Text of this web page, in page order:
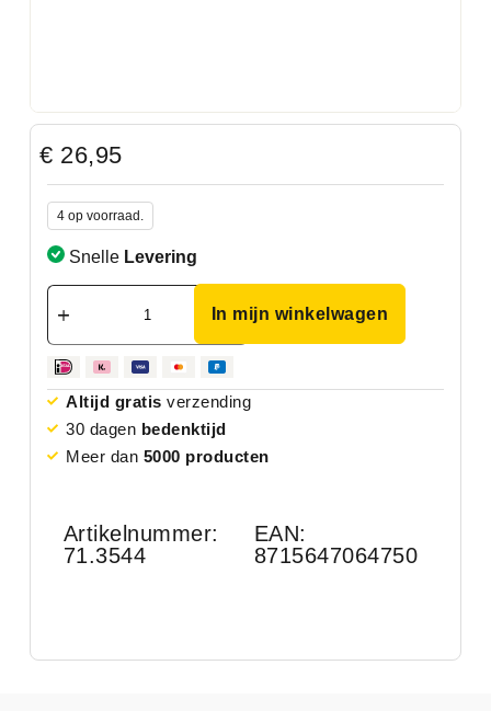
€ 26,95
4 op voorraad.
Snelle Levering
In mijn winkelwagen
Altijd gratis verzending
30 dagen bedenktijd
Meer dan 5000 producten
Artikelnummer:
71.3544
EAN:
8715647064750